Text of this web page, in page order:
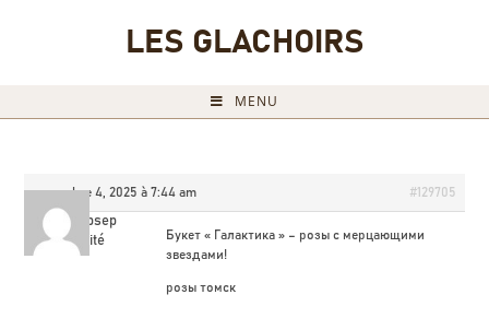
LES GLACHOIRS
MENU
novembre 4, 2025 à 7:44 am #129705
Jerryupsep
Invité
Букет « Галактика » – розы с мерцающими
звездами!
розы томск